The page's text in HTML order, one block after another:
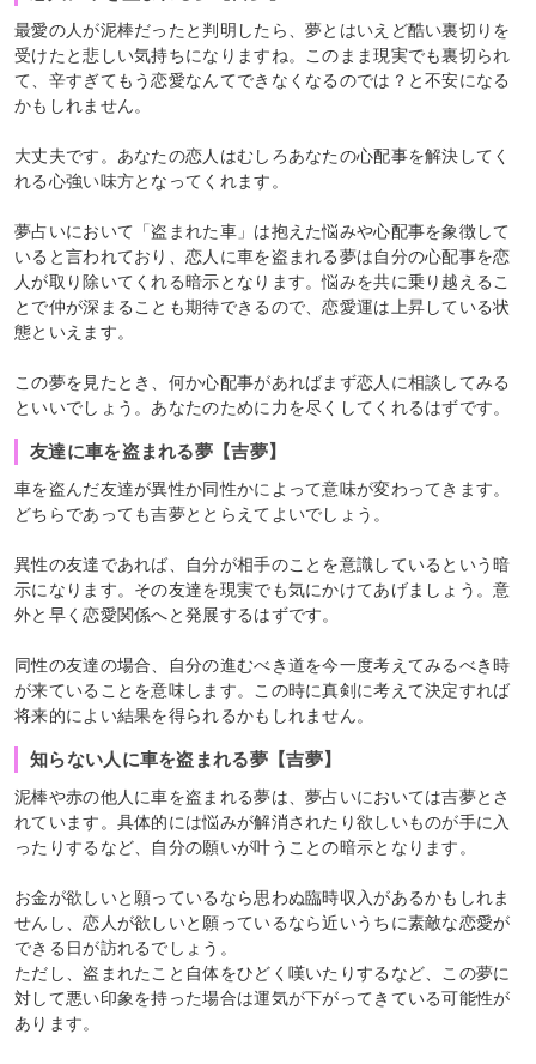
最愛の人が泥棒だったと判明したら、夢とはいえど酷い裏切りを
受けたと悲しい気持ちになりますね。このまま現実でも裏切られ
て、辛すぎてもう恋愛なんてできなくなるのでは？と不安になる
かもしれません。
大丈夫です。あなたの恋人はむしろあなたの心配事を解決してく
れる心強い味方となってくれます。
夢占いにおいて「盗まれた車」は抱えた悩みや心配事を象徴して
いると言われており、恋人に車を盗まれる夢は自分の心配事を恋
人が取り除いてくれる暗示となります。悩みを共に乗り越えるこ
とで仲が深まることも期待できるので、恋愛運は上昇している状
態といえます。
この夢を見たとき、何か心配事があればまず恋人に相談してみる
といいでしょう。あなたのために力を尽くしてくれるはずです。
友達に車を盗まれる夢【吉夢】
車を盗んだ友達が異性か同性かによって意味が変わってきます。
どちらであっても吉夢ととらえてよいでしょう。
異性の友達であれば、自分が相手のことを意識しているという暗
示になります。その友達を現実でも気にかけてあげましょう。意
外と早く恋愛関係へと発展するはずです。
同性の友達の場合、自分の進むべき道を今一度考えてみるべき時
が来ていることを意味します。この時に真剣に考えて決定すれば
将来的によい結果を得られるかもしれません。
知らない人に車を盗まれる夢【吉夢】
泥棒や赤の他人に車を盗まれる夢は、夢占いにおいては吉夢とさ
れています。具体的には悩みが解消されたり欲しいものが手に入
ったりするなど、自分の願いが叶うことの暗示となります。
お金が欲しいと願っているなら思わぬ臨時収入があるかもしれま
せんし、恋人が欲しいと願っているなら近いうちに素敵な恋愛が
できる日が訪れるでしょう。
ただし、盗まれたこと自体をひどく嘆いたりするなど、この夢に
対して悪い印象を持った場合は運気が下がってきている可能性が
あります。